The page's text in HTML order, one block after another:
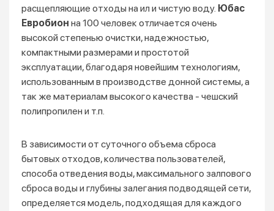
расщепляющие отходы на ил и чистую воду. Юбас
Евробион на 100 человек отличается очень
высокой степенью очистки, надежностью,
компактными размерами и простотой
эксплуатации, благодаря новейшим технологиям,
использованным в производстве донной системы, а
так же материалам высокого качества - чешский
полипропилен и т.п.
В зависимости от суточного объема сброса
бытовых отходов, количества пользователей,
способа отведения воды, максимального залпового
сброса воды и глубины залегания подводящей сети,
определяется модель, подходящая для каждого